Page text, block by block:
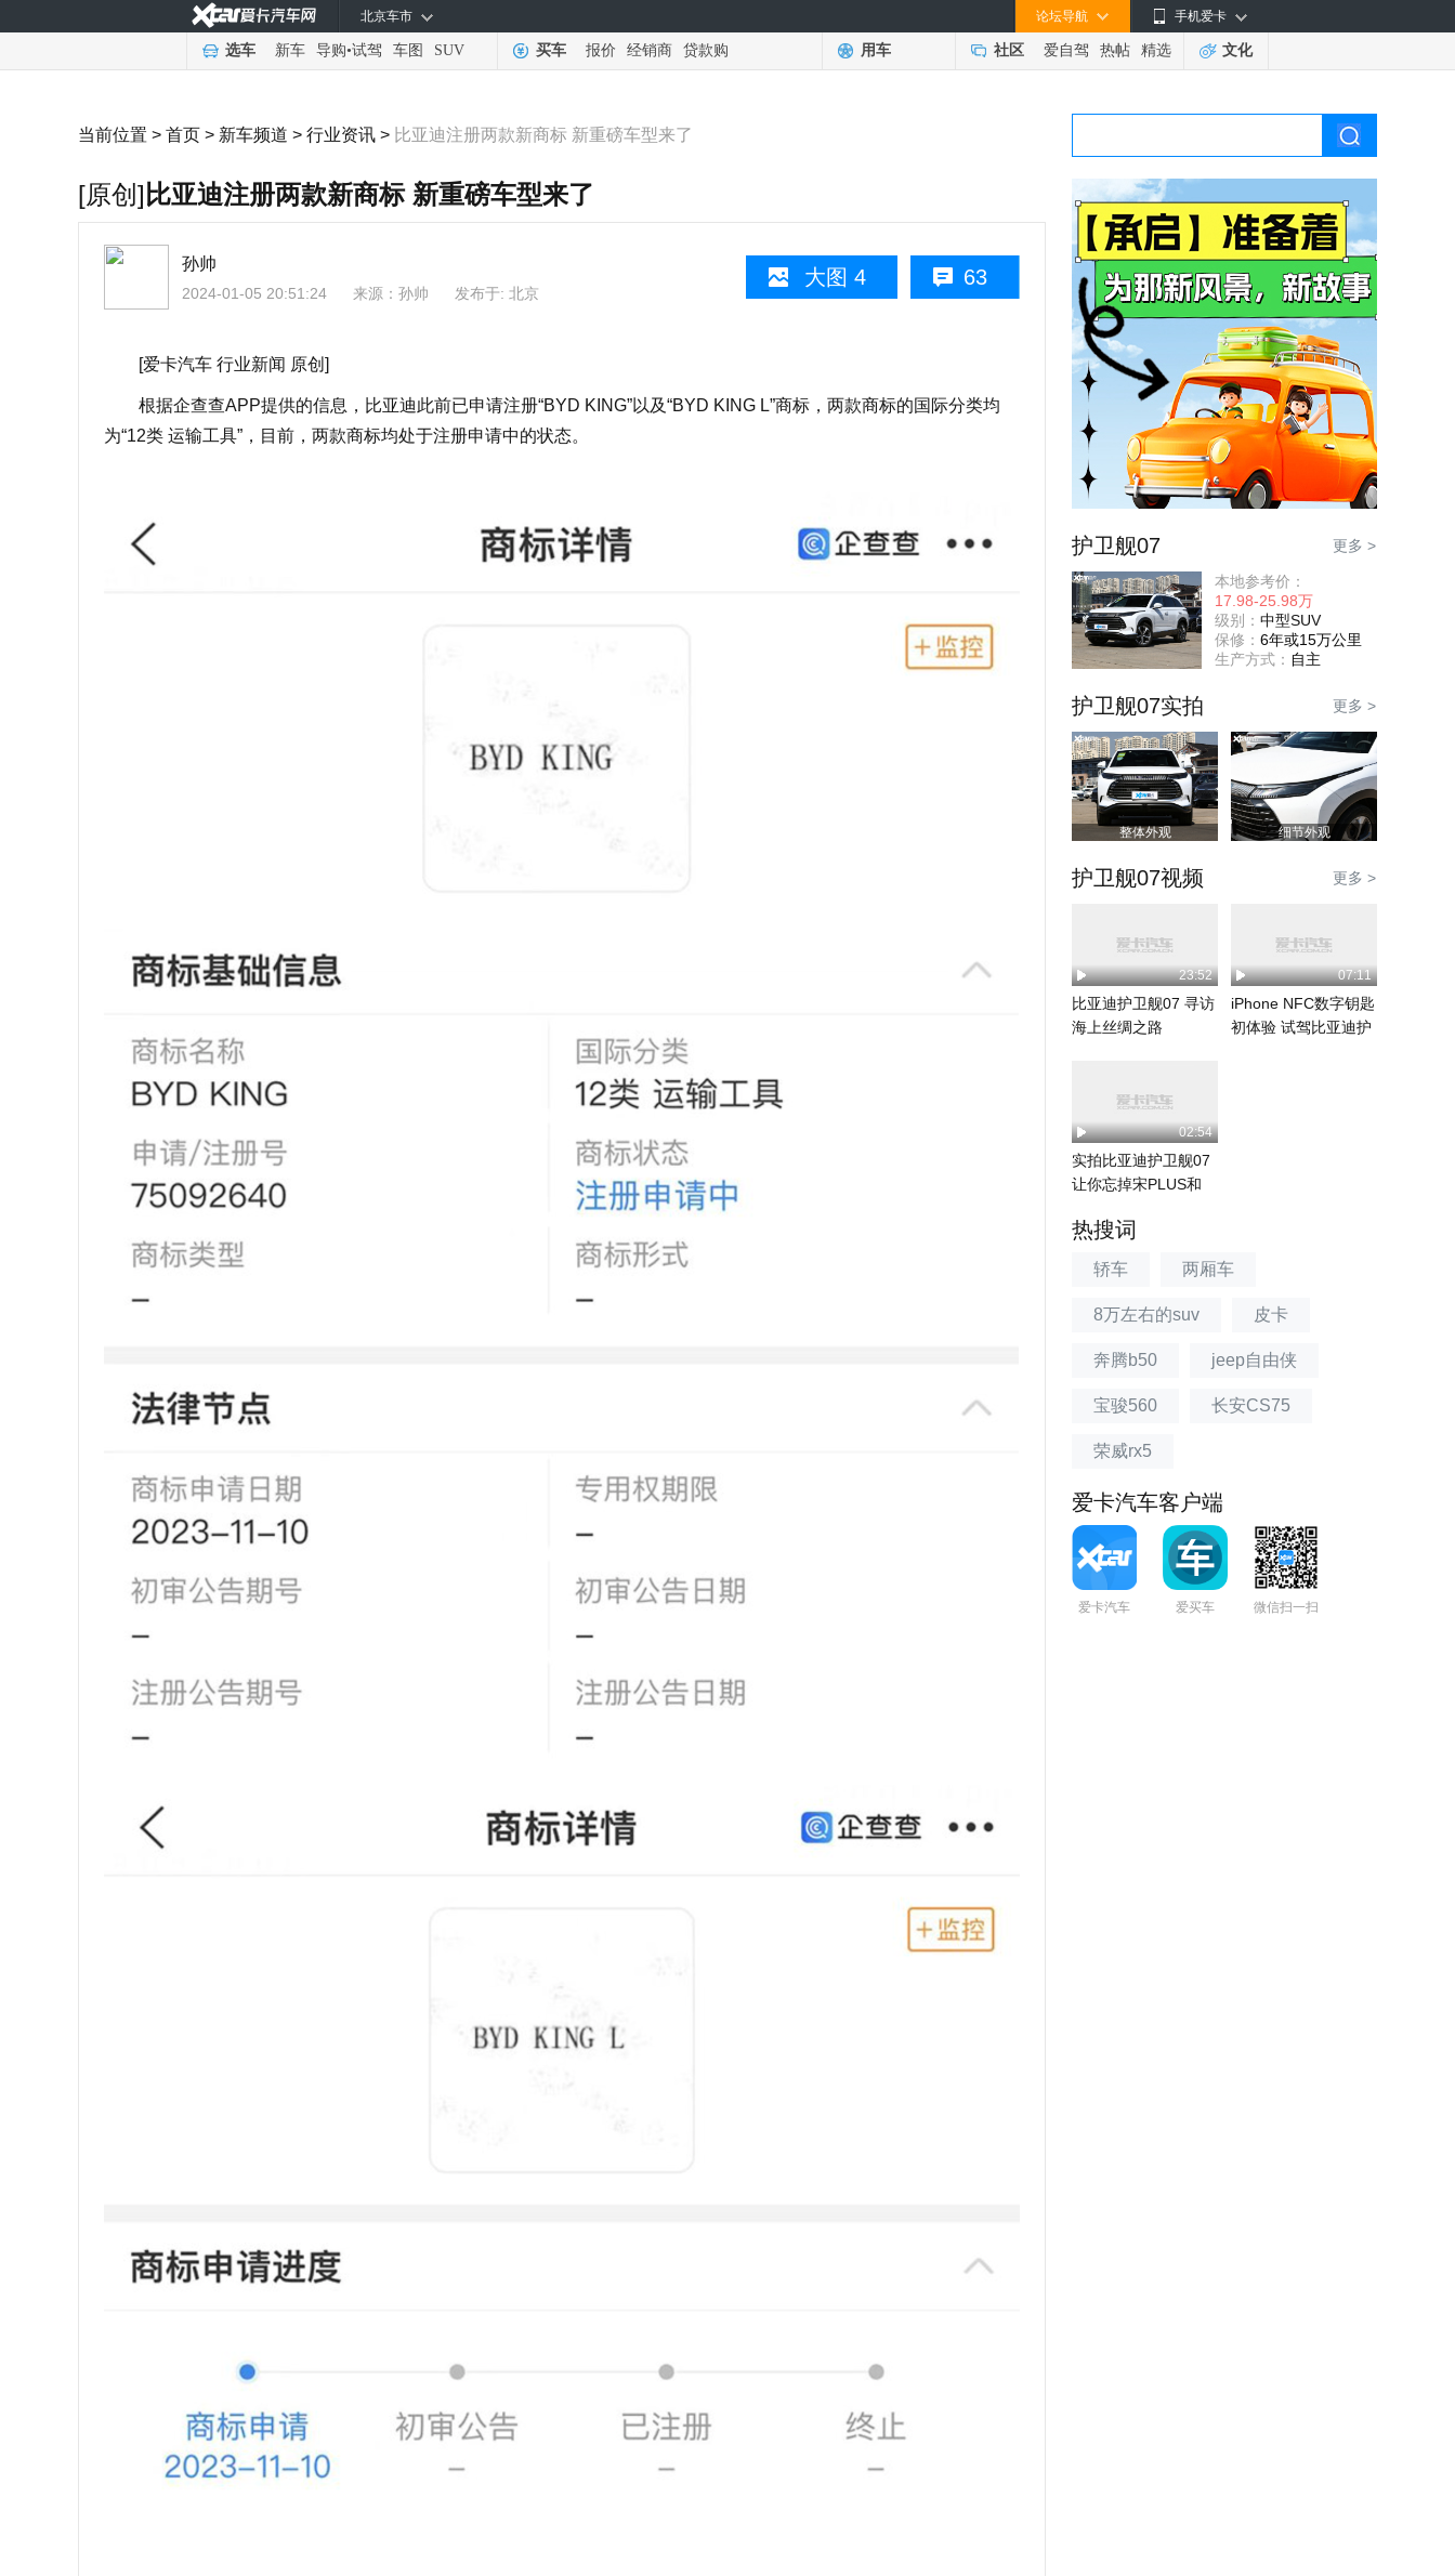
手机爱卡
论坛导航
北京车市
选车 新车 导购•试驾 车图 SUV 买车 报价 经销商 贷款购 用车 社区 爱自驾 热帖 精选 文化
当前位置 > 首页 > 新车频道 > 行业资讯 > 比亚迪注册两款新商标 新重磅车型来了
[原创] 比亚迪注册两款新商标 新重磅车型来了
63
大图 4
孙帅
2024-01-05 20:51:24 来源： 孙帅 发布于: 北京
[爱卡汽车 行业新闻 原创]
根据企查查APP提供的信息，比亚迪此前已申请注册“BYD KING”以及“BYD KING L”商标，两款商标的国际分类均
为“12类 运输工具”，目前，两款商标均处于注册申请中的状态。
护卫舰07 更多 >
本地参考价：
17.98-25.98万
级别： 中型SUV
保修： 6年或15万公里
生产方式： 自主
护卫舰07实拍 更多 >
整体外观 细节外观
护卫舰07视频 更多 >
23:52
比亚迪护卫舰07 寻访
海上丝绸之路
07:11
iPhone NFC数字钥匙
初体验 试驾比亚迪护
02:54
实拍比亚迪护卫舰07
让你忘掉宋PLUS和
热搜词
轿车 两厢车
8万左右的suv 皮卡
奔腾b50 jeep自由侠
宝骏560 长安CS75
荣威rx5
爱卡汽车客户端
爱卡汽车 爱买车 微信扫一扫